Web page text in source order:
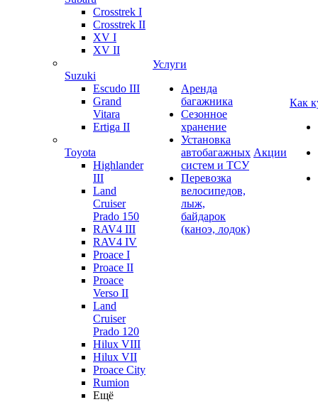
Crosstrek I
Crosstrek II
XV I
XV II
Suzuki
Escudo III
Grand
Vitara
Ertiga II
Toyota
Highlander
III
Land
Cruiser
Prado 150
RAV4 III
RAV4 IV
Proace I
Proace II
Proace
Verso II
Land
Cruiser
Prado 120
Hilux VIII
Hilux VII
Proace City
Rumion
Ещё
Услуги
Аренда
багажника
Сезонное
хранение
Установка
автобагажных
систем и ТСУ
Перевозка
велосипедов,
лыж,
байдарок
(каноэ, лодок)
Акции
Как